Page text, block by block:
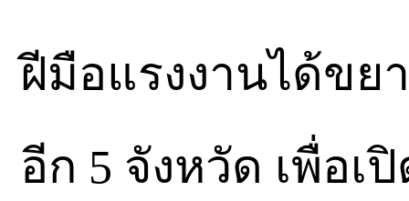
ฝีมือแรงงานได้ขย
อีก 5 จังหวัด เพื่อเ